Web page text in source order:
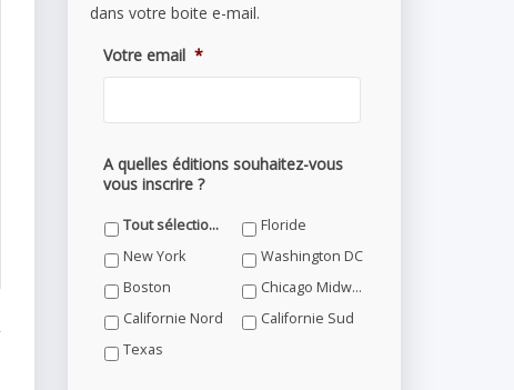
dans votre boite e-mail.
Votre email *
A quelles éditions souhaitez-vous
vous inscrire ?
Tout sélectionner
Floride
New York
Washington DC
Boston
Chicago Midwest
Californie Nord
Californie Sud
Texas